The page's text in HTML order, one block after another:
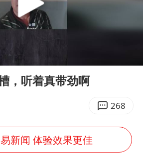
牛津大学一纸声明甩不了锅
香港宏福苑火灾或由烟头引起
，听着真带劲啊
268
新闻 体验效果更佳